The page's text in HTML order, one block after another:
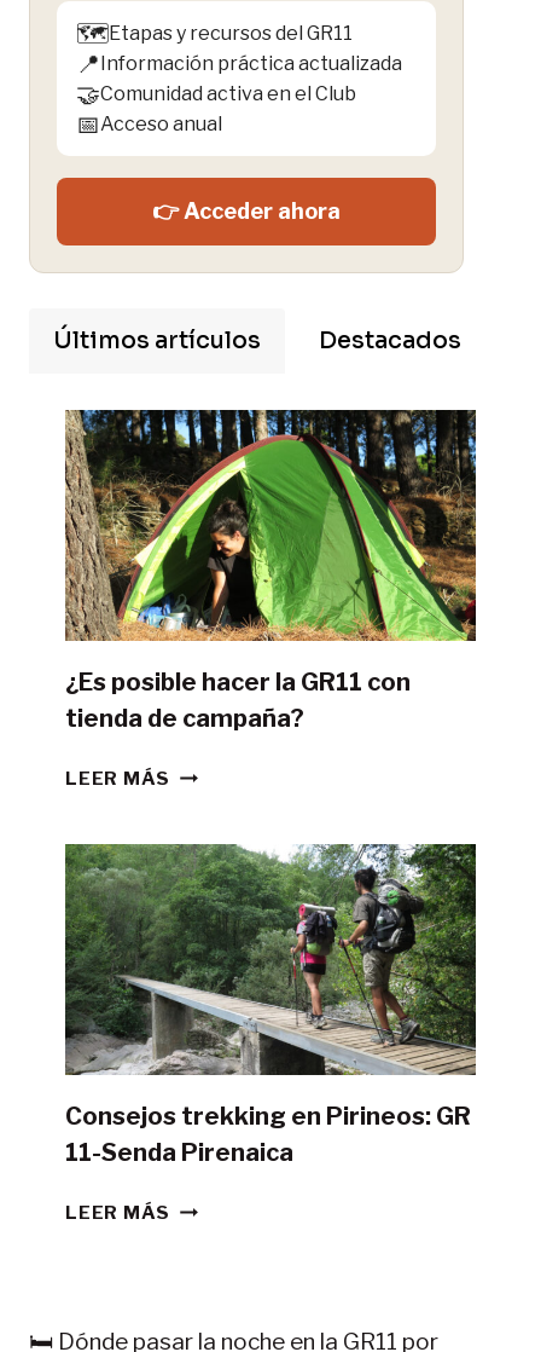
🗺️Etapas y recursos del GR11
📍Información práctica actualizada
🤝Comunidad activa en el Club
📅Acceso anual
👉 Acceder ahora
Últimos artículos Destacados
¿Es posible hacer la GR11 con
tienda de campaña?
LEER MÁS ¿ES
LA
GR11
CON
TIENDA
DE
CAMPAÑA?
Consejos trekking en Pirineos: GR
11-Senda Pirenaica
LEER MÁS CONSEJOS
🛏️ Dónde pasar la noche en la GR11 por